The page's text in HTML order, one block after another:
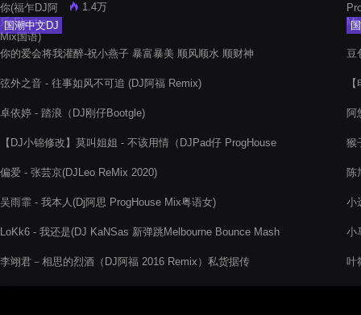
国潮中文DJ
1.4万
你的爱会将我灌醉-祝小燕子 暴富暴美 顺风顺水 顺财神
弦外之音 - 往事如风不可追 (DJ阿福 Remix)
卓依婷 - 踏浪（DJ刚仔Bootgle)
【DJ小锦修改】莫叫姐姐 - 不该用情（DJPad仔 ProgHouse
偏爱 - 张芸京(DJLeo ReMix 2020)
吴雨霏 - 我本人(Dj阿思 ProgHouse Mix粤语女)
LoKk6 - 我还是(DJ KaNSas 新弹跳Melbourne Bounce Mash
李翊君－相思的烈酒（DJ阿福 2016 Remix）私货据传
豆
阿
猴
陈
小
小
叶